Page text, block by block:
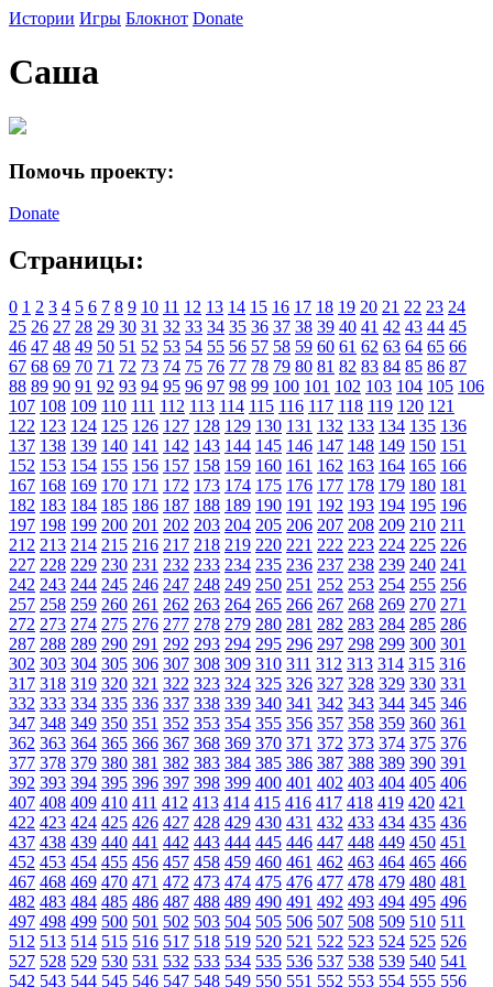
Истории Игры Блокнот Donate
Саша
Помочь проекту:
Donate
Страницы:
0 1 2 3 4 5 6 7 8 9 10 11 12 13 14 15 16 17 18 19 20 21 22 23 24
25 26 27 28 29 30 31 32 33 34 35 36 37 38 39 40 41 42 43 44 45
46 47 48 49 50 51 52 53 54 55 56 57 58 59 60 61 62 63 64 65 66
67 68 69 70 71 72 73 74 75 76 77 78 79 80 81 82 83 84 85 86 87
88 89 90 91 92 93 94 95 96 97 98 99 100 101 102 103 104 105 106
107 108 109 110 111 112 113 114 115 116 117 118 119 120 121
122 123 124 125 126 127 128 129 130 131 132 133 134 135 136
137 138 139 140 141 142 143 144 145 146 147 148 149 150 151
152 153 154 155 156 157 158 159 160 161 162 163 164 165 166
167 168 169 170 171 172 173 174 175 176 177 178 179 180 181
182 183 184 185 186 187 188 189 190 191 192 193 194 195 196
197 198 199 200 201 202 203 204 205 206 207 208 209 210 211
212 213 214 215 216 217 218 219 220 221 222 223 224 225 226
227 228 229 230 231 232 233 234 235 236 237 238 239 240 241
242 243 244 245 246 247 248 249 250 251 252 253 254 255 256
257 258 259 260 261 262 263 264 265 266 267 268 269 270 271
272 273 274 275 276 277 278 279 280 281 282 283 284 285 286
287 288 289 290 291 292 293 294 295 296 297 298 299 300 301
302 303 304 305 306 307 308 309 310 311 312 313 314 315 316
317 318 319 320 321 322 323 324 325 326 327 328 329 330 331
332 333 334 335 336 337 338 339 340 341 342 343 344 345 346
347 348 349 350 351 352 353 354 355 356 357 358 359 360 361
362 363 364 365 366 367 368 369 370 371 372 373 374 375 376
377 378 379 380 381 382 383 384 385 386 387 388 389 390 391
392 393 394 395 396 397 398 399 400 401 402 403 404 405 406
407 408 409 410 411 412 413 414 415 416 417 418 419 420 421
422 423 424 425 426 427 428 429 430 431 432 433 434 435 436
437 438 439 440 441 442 443 444 445 446 447 448 449 450 451
452 453 454 455 456 457 458 459 460 461 462 463 464 465 466
467 468 469 470 471 472 473 474 475 476 477 478 479 480 481
482 483 484 485 486 487 488 489 490 491 492 493 494 495 496
497 498 499 500 501 502 503 504 505 506 507 508 509 510 511
512 513 514 515 516 517 518 519 520 521 522 523 524 525 526
527 528 529 530 531 532 533 534 535 536 537 538 539 540 541
542 543 544 545 546 547 548 549 550 551 552 553 554 555 556